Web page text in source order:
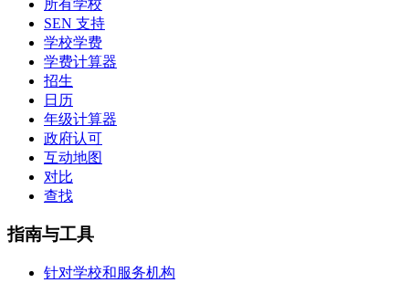
所有学校
SEN 支持
学校学费
学费计算器
招生
日历
年级计算器
政府认可
互动地图
对比
查找
指南与工具
针对学校和服务机构